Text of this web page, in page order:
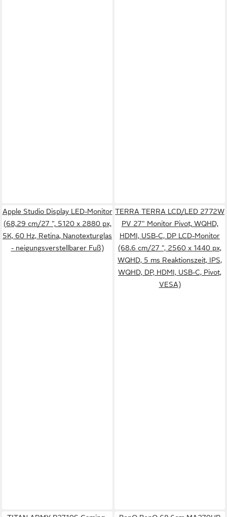
Apple Studio Display LED-Monitor
(68,29 cm/27 ", 5120 x 2880 px,
5K, 60 Hz, Retina, Nanotexturglas
- neigungsverstellbarer Fuß)
TERRA TERRA LCD/LED 2772W
PV 27" Monitor Pivot, WQHD,
HDMI, USB-C, DP LCD-Monitor
(68.6 cm/27 ", 2560 x 1440 px,
WQHD, 5 ms Reaktionszeit, IPS,
WQHD, DP, HDMI, USB-C, Pivot,
VESA)